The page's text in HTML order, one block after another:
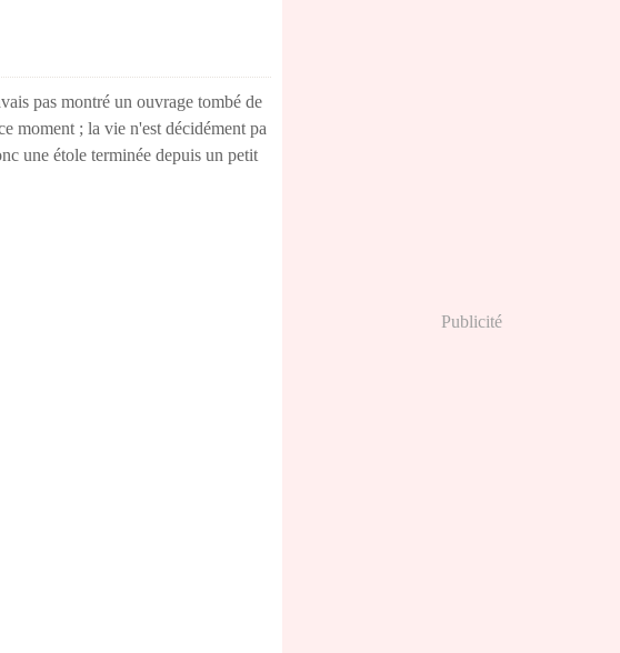
pas montré un ouvrage tombé de
moment ; la vie n'est décidément pa
une étole terminée depuis un petit
Publicité